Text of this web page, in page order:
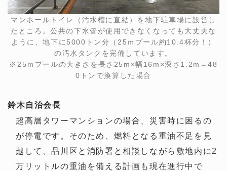
マンホールトイレ（汚水槽に直結）を地下駐車場に設営し
たところ。公共の下水管が使用できなくなっても大丈夫な
ように、地下に5000トン分（25ｍプール約10.4杯分！）
の汚水タンクを完備しています。
※25ｍプールの大きさを長さ25m×幅16m×深さ1.2m＝48
0トンで換算した場合
鈴木自治会長
超高層タワーマンションの場合、災害時に困るの
が停電です。そのため、燃料となる重油不足を見
越して、品川区と消防署と相談しながら敷地内に2
万リットルの重油を備える計画も現在進行中で